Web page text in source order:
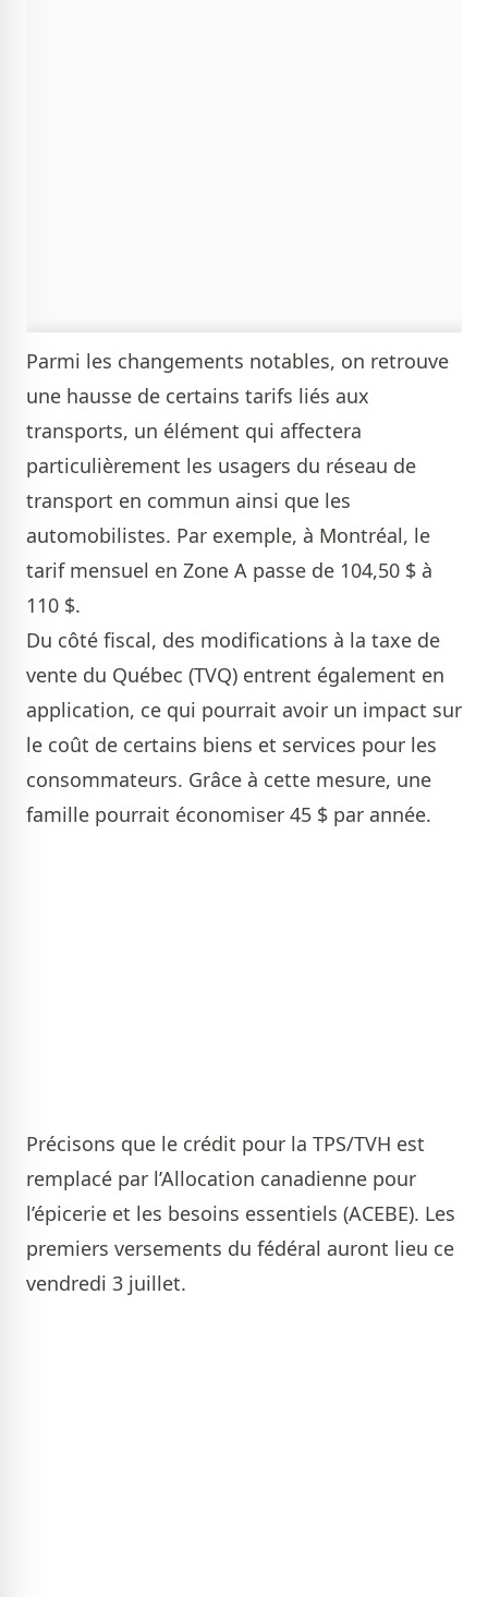
Parmi les changements notables, on retrouve
une hausse de certains tarifs liés aux
transports, un élément qui affectera
particulièrement les usagers du réseau de
transport en commun ainsi que les
automobilistes. Par exemple, à Montréal, le
tarif mensuel en Zone A passe de 104,50 $ à
110 $.
Du côté fiscal, des modifications à la taxe de
vente du Québec (TVQ) entrent également en
application, ce qui pourrait avoir un impact sur
le coût de certains biens et services pour les
consommateurs. Grâce à cette mesure, une
famille pourrait économiser 45 $ par année.
Précisons que le crédit pour la TPS/TVH est
remplacé par l’Allocation canadienne pour
l’épicerie et les besoins essentiels (ACEBE). Les
premiers versements du fédéral auront lieu ce
vendredi 3 juillet.